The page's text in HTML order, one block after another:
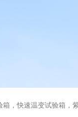
试验箱，紫外线老化试验